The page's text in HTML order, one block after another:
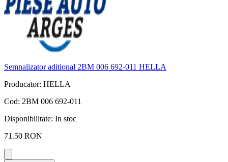
Semnalizator aditional 2BM 006 692-011 HELLA
Producator: HELLA
Cod: 2BM 006 692-011
Disponibilitate: In stoc
71.50 RON